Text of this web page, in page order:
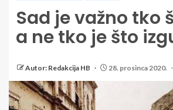
Sad je važno tko
a ne tko je što
Autor: Redakcija HB 28. prosinca 2020.